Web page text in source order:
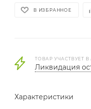
В ИЗБРАННОЕ
ТОВАР УЧАСТВУЕТ В
Ликвидация
Характеристики